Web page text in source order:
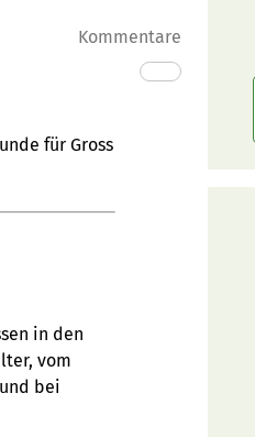
Kommentare
für Gross
in den
vom
bei